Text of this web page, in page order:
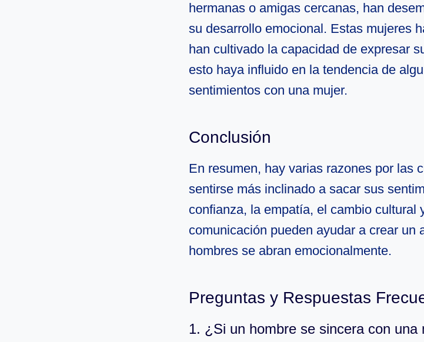
hermanas o amigas cercanas, han
su desarrollo emocional. Estas mujeres
han cultivado la capacidad de expresar
esto haya influido en la tendencia de
sentimientos con una mujer.
Conclusión
En resumen, hay varias razones por las
sentirse más inclinado a sacar sus
confianza, la empatía, el cambio cultural
comunicación pueden ayudar a crear un
hombres se abran emocionalmente.
Preguntas y Respuestas
1. ¿Si un hombre se sincera con una